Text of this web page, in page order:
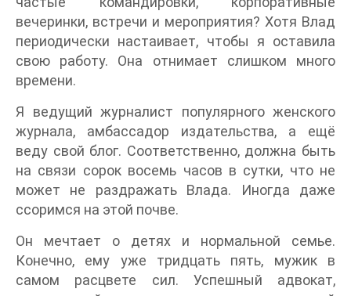
вечеринки, встречи и мероприятия? Хотя Влад
периодически настаивает, чтобы я оставила
свою работу. Она отнимает слишком много
времени.
Я ведущий журналист популярного женского
журнала, амбассадор издательства, а ещё
веду свой блог. Соответственно, должна быть
на связи сорок восемь часов в сутки, что не
может не раздражать Влада. Иногда даже
ссоримся на этой почве.
Он мечтает о детях и нормальной семье.
Конечно, ему уже тридцать пять, мужик в
самом расцвете сил. Успешный адвокат,